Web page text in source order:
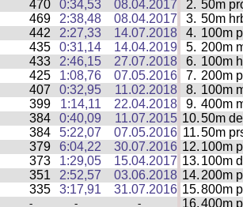
470 0:34,53 08.04.2017 2. 50m
469 2:38,48 08.04.2017 3. 50m
442 2:27,33 14.07.2018 4. 100m
435 0:31,14 14.04.2019 5. 200m
433 2:46,15 27.07.2018 6. 100m
425 1:08,76 07.05.2016 7. 200m
407 0:32,95 11.02.2018 8. 100m
399 1:14,11 22.04.2018 9. 400m
384 0:40,09 11.07.2015 10.50m
384 5:22,07 07.05.2016 11.50m
379 6:04,22 30.07.2016 12. 100m
373 1:29,05 15.04.2017 13. 100m
351 2:52,57 03.06.2018 14. 200m
335 3:17,91 31.07.2016 15.800m
- - - 16.400m